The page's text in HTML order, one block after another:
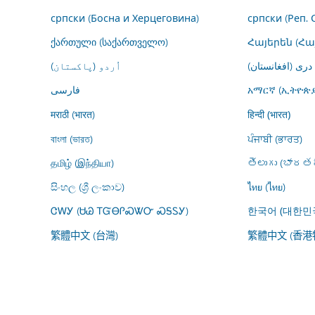
српски (Босна и Херцеговина)
српски (Реп.
ქართული (საქართველო)
Հայերեն
اُردو (پاکستان)
درى (افغانستان)
فارسى
አማርኛ
मराठी (भारत)
हिन्दी (भारत)
বাংলা (ভারত)
ਪੰਜਾਬੀ (ਭਾਰਤ)
தமிழ் (இந்தியா)
తెలుగు
සිංහල (ශ්‍රී ලංකාව)
ไทย (ไทย)
ᏣᎳᎩ (ᏌᏊ ᎢᏳᎾᎵᏍᏔᏅ ᏍᎦᏚᎩ)
한국어 (대한민
繁體中文 (台灣) 繁體中文 (香